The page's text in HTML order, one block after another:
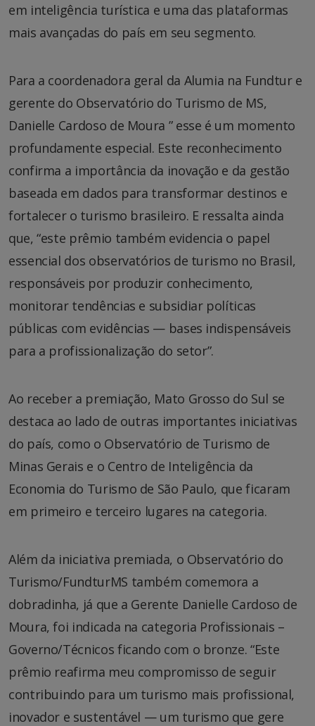
em inteligência turística e uma das plataformas
mais avançadas do país em seu segmento.
Para a coordenadora geral da Alumia na Fundtur e
gerente do Observatório do Turismo de MS,
Danielle Cardoso de Moura ” esse é um momento
profundamente especial. Este reconhecimento
confirma a importância da inovação e da gestão
baseada em dados para transformar destinos e
fortalecer o turismo brasileiro. E ressalta ainda
que, “este prêmio também evidencia o papel
essencial dos observatórios de turismo no Brasil,
responsáveis por produzir conhecimento,
monitorar tendências e subsidiar políticas
públicas com evidências — bases indispensáveis
para a profissionalização do setor”.
Ao receber a premiação, Mato Grosso do Sul se
destaca ao lado de outras importantes iniciativas
do país, como o Observatório de Turismo de
Minas Gerais e o Centro de Inteligência da
Economia do Turismo de São Paulo, que ficaram
em primeiro e terceiro lugares na categoria.
Além da iniciativa premiada, o Observatório do
Turismo/FundturMS também comemora a
dobradinha, já que a Gerente Danielle Cardoso de
Moura, foi indicada na categoria Profissionais –
Governo/Técnicos ficando com o bronze. “Este
prêmio reafirma meu compromisso de seguir
contribuindo para um turismo mais profissional,
inovador e sustentável — um turismo que gere